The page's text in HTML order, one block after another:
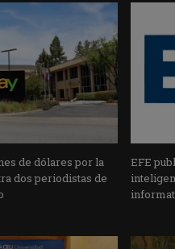
de dólares por la
dos periodistas de
EFE